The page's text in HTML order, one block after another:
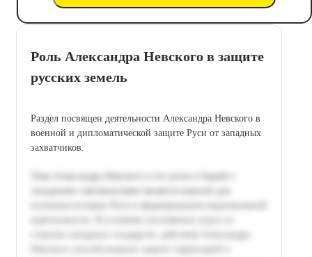
Роль Александра Невского в защите
русских земель
Раздел посвящен деятельности Александра Невского в
военной и дипломатической защите Руси от западных
захватчиков.